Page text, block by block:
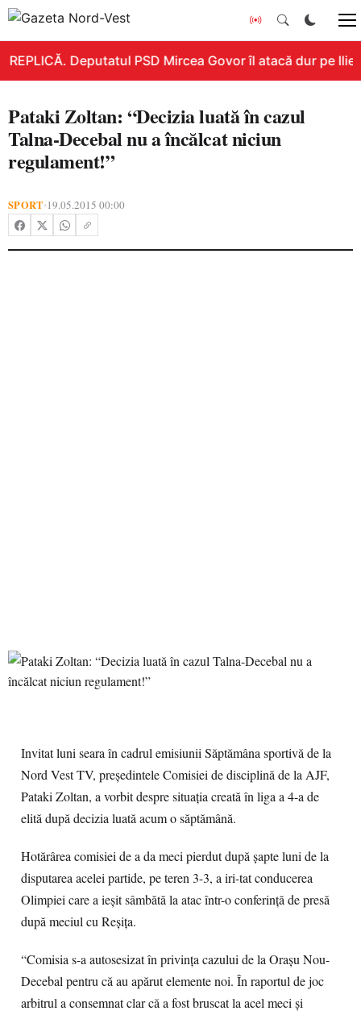
REPLICĂ. Deputatul PSD Mircea Govor îl atacă dur pe
Pataki Zoltan: “Decizia luată în cazul
Talna-Decebal nu a încălcat niciun
regulament!”
SPORT•19.05.2015 00:00
Invitat luni seara în cadrul emisiunii Săptămâna sportivă de la
Nord Vest TV, preşedintele Comisiei de disciplină de la AJF,
Pataki Zoltan, a vorbit despre situaţia creată în liga a 4-a de
elită după decizia luată acum o săptămână.
Hotărârea comisiei de a da meci pierdut după şapte luni de la
disputarea acelei partide, pe teren 3-3, a iri-tat conducerea
Olimpiei care a ieşit sâmbătă la atac într-o conferinţă de presă
după meciul cu Reşiţa.
“Comisia s-a autosesizat în privinţa cazului de la Oraşu Nou-
Decebal pentru că au apărut elemente noi. În raportul de joc
arbitrul a consemnat clar că a fost bruscat la acel meci şi